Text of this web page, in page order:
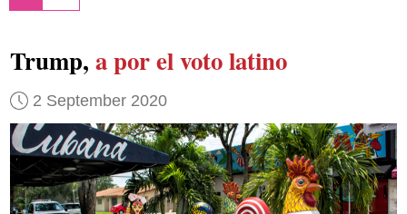
Trump, a por el voto latino
2 September 2020